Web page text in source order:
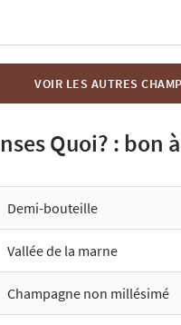
VOIR LES AUTRES
Quoi? : bon
Demi-bouteille
Vallée de la marne
Champagne non millésimé